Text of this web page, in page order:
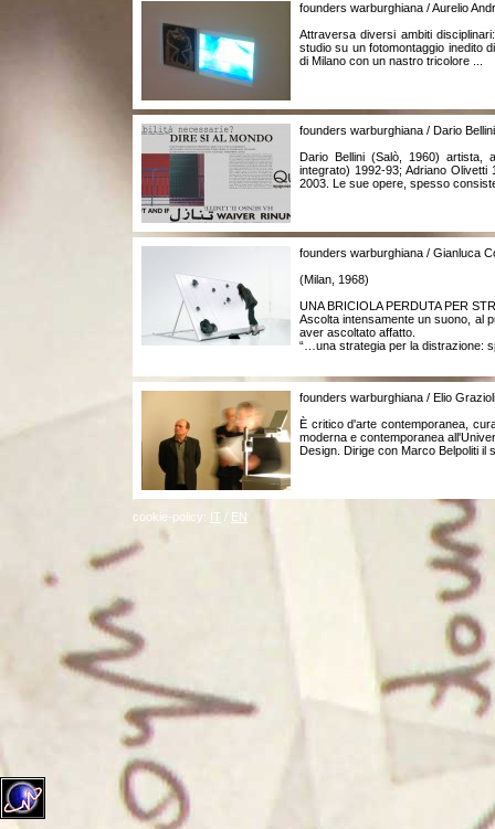
founders warburghiana / Aurelio
Attraversa diversi ambiti
studio su un fotomontaggio inedito
di Milano con un nastro tricolore ...
founders warburghiana / Dario Bellini
Dario Bellini (Salò, 1960) artista,
integrato) 1992-93; Adriano
2003. Le sue opere, spesso
founders warburghiana / Gianluca
(Milan, 1968)
UNA BRICIOLA PERDUTA PER
Ascolta intensamente un suono, al
aver ascoltato affatto.
“…una strategia per la distrazione:
founders warburghiana / Elio Grazioli
È critico d'arte contemporanea,
moderna e contemporanea
Design. Dirige con Marco Belpoliti il
cookie-policy: IT / EN